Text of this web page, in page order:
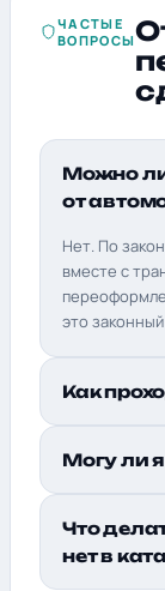
ЧАСТЫЕ
ВОПРОСЫ
Можно ли
от
Нет. По
вместе с
это
Как
Могу ли
Что
нет в